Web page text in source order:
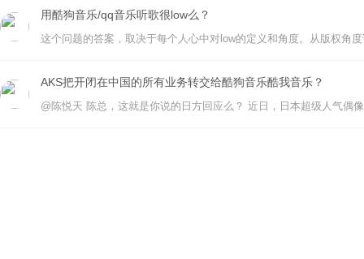
用酷狗音乐/qq音乐听歌很low么？
AKS把开闭在中国的所有业务转交给酷狗音乐酷我音乐？